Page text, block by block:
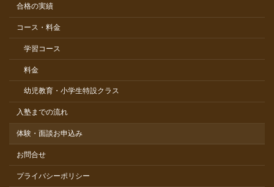
合格の実績
コース・料金
学習コース
料金
幼児教育・小学生特設クラス
入塾までの流れ
体験・面談お申込み
お問合せ
プライバシーポリシー